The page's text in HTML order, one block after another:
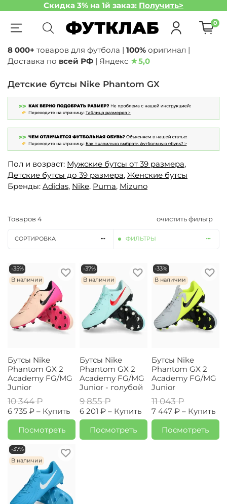
Скидка 3% на 1й заказ: Получить>
0
8 000+ товаров для футбола | 100% оригинал |
Доставка по всей РФ | Яндекс ★5,0
Детские бутсы Nike Phantom GX
Пол и возраст: Мужские бутсы от 39 размера,
Детские бутсы до 39 размера, Женские бутсы
Бренды: Adidas, Nike, Puma, Mizuno
Товаров 4 очистить фильтр
СОРТИРОВКА ФИЛЬТРЫ
-35%
В наличии
Бутсы Nike
Phantom GX 2
Academy FG/MG
Junior
10 344 ₽
6 735 ₽ – Купить
Посмотреть
-37%
В наличии
Бутсы Nike
Phantom GX 2
Academy FG/MG
Junior - голубой
9 855 ₽
6 201 ₽ – Купить
Посмотреть
-33%
В наличии
Бутсы Nike
Phantom GX 2
Academy FG/MG
Junior
11 043 ₽
7 447 ₽ – Купить
Посмотреть
-37%
В наличии